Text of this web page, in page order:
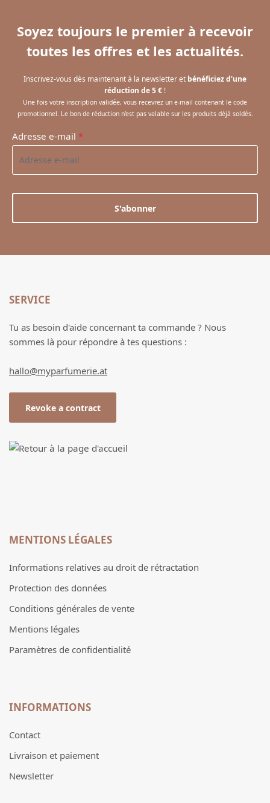
Soyez toujours le premier à recevoir
toutes les offres et les actualités.
Inscrivez-vous dès maintenant à la newsletter et bénéficiez d'une
réduction de 5 € !
Une fois votre inscription validée, vous recevrez un e-mail contenant le code
promotionnel. Le bon de réduction n'est pas valable sur les produits déjà soldés.
Adresse e-mail *
S'abonner
SERVICE
Tu as besoin d'aide concernant ta commande ? Nous
sommes là pour répondre à tes questions :
hallo@myparfumerie.at
Revoke a contract
MENTIONS LÉGALES
Informations relatives au droit de rétractation
Protection des données
Conditions générales de vente
Mentions légales
Paramètres de confidentialité
INFORMATIONS
Contact
Livraison et paiement
Newsletter